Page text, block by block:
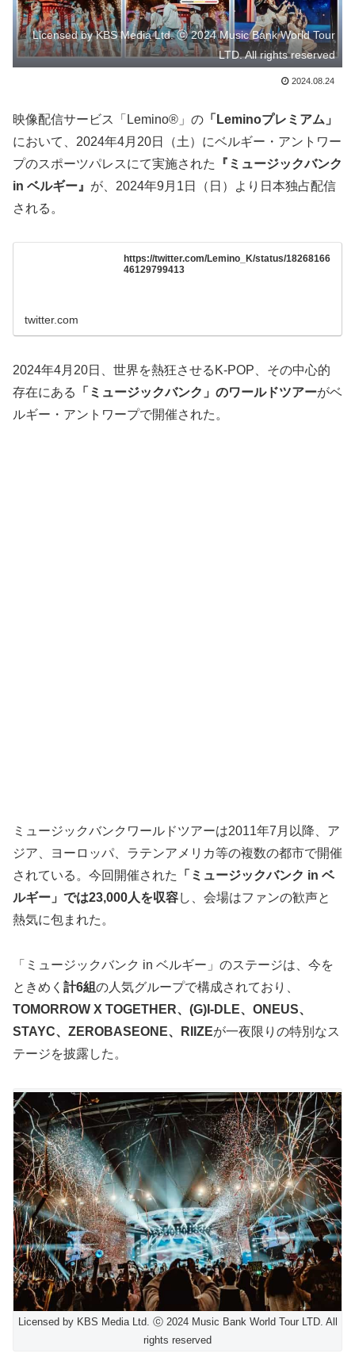
Licensed by KBS Media Ltd. ⓒ 2024 Music Bank World Tour
LTD. All rights reserved
2024.08.24
映像配信サービス「Lemino®」の 「Leminoプレミアム」
において、2024年4月20日（土）にベルギー・アントワー
プのスポーツパレスにて実施された
『ミュージックバンク
in ベルギー』 が、2024年9月1日（日）より日本独占配信
される。
https://twitter.com/Lemino_K/status/18268166
46129799413
twitter.com
2024年4月20日、世界を熱狂させるK-POP、その中心的
存在にある
「ミュージックバンク」のワールドツアーがベ
ルギー・アントワープで開催された。
ミュージックバンクワールドツアーは2011年7月以降、ア
ジア、ヨーロッパ、ラテンアメリカ等の複数の都市で開催
されている。今回開催された
「ミュージックバンク in ベ
ルギー」では23,000人を収容し、会場はファンの歓声と
熱気に包まれた。
「ミュージックバンク in ベルギー」のステージは、今を
ときめく 計6組の人気グループで構成されており、
TOMORROW X TOGETHER、(G)I-DLE、ONEUS、
STAYC、ZEROBASEONE、RIIZEが一夜限りの特別なス
テージを披露した。
Licensed by KBS Media Ltd. ⓒ 2024 Music Bank World Tour LTD. All
rights reserved